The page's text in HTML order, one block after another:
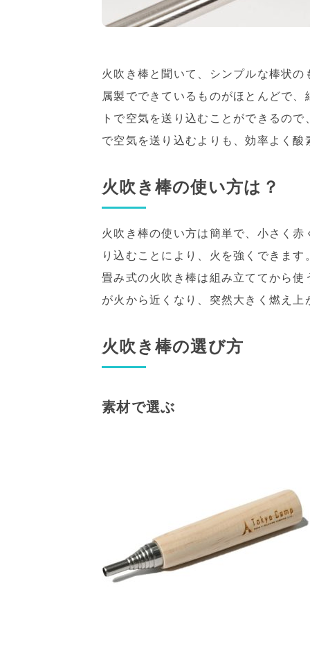
火吹き棒と聞いて、シンプルな棒状
属製でできているものがほとんどで
トで空気を送り込むことができるの
で空気を送り込むよりも、効率よく
火吹き棒の使い方は？
火吹き棒の使い方は簡単で、小さく
り込むことにより、火を強くできま
畳み式の火吹き棒は組み立ててから
が火から近くなり、突然大きく燃え
火吹き棒の選び方
素材で選ぶ